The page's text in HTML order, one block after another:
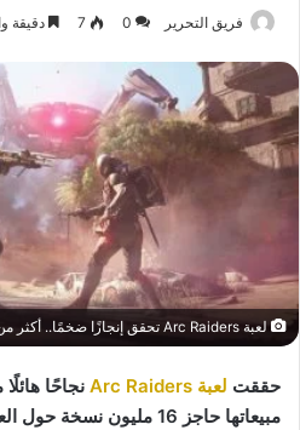
فريق التحرير 0
7 دقيقة
لعبة Arc Raiders تحقق إنجازًا ضخمًا.. أكثر من 16 مليون نسخة مباعة
حققت لعبة Arc Raiders
نجاحًا
مبيعاتها حاجز 16 مليون